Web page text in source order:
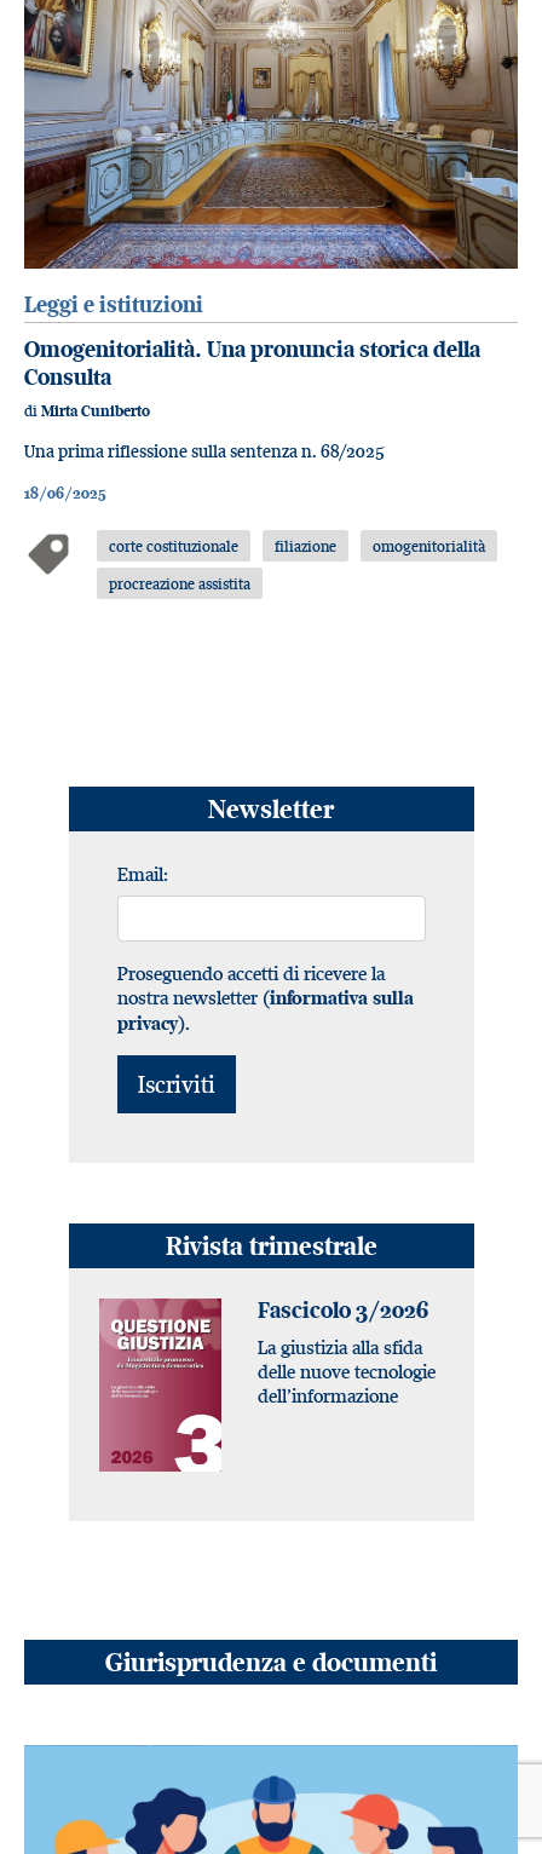
Leggi e istituzioni
Omogenitorialità. Una pronuncia storica della
Consulta
di Mirta Cuniberto
Una prima riflessione sulla sentenza n. 68/2025
18/06/2025
corte costituzionale filiazione
omogenitorialità
procreazione assistita
Newsletter
Email:
Proseguendo accetti di ricevere la
nostra newsletter (informativa sulla
privacy).
Rivista trimestrale
Fascicolo 3/2026
La giustizia alla sfida
delle nuove tecnologie
dell’informazione
Giurisprudenza e documenti